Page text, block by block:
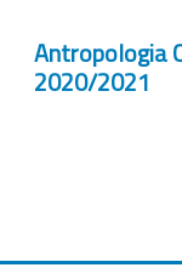
Antropologia
2020/2021